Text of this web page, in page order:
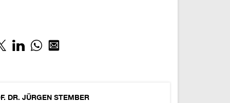
DR. JÜRGEN STEMBER